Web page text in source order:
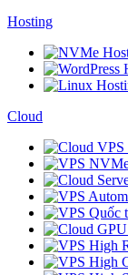
Hosting
Cloud